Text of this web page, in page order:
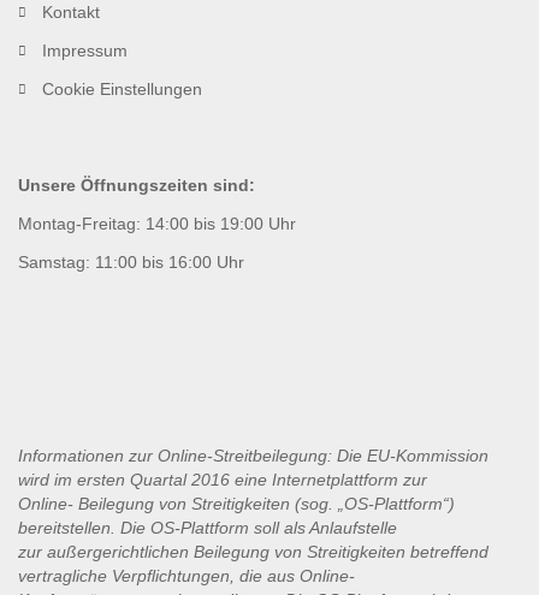
Kontakt
Impressum
Cookie Einstellungen
Unsere Öffnungszeiten sind:
Montag-Freitag: 14:00 bis 19:00 Uhr
Samstag: 11:00 bis 16:00 Uhr
Informationen zur Online-Streitbeilegung: Die EU-Kommission
wird im ersten Quartal 2016 eine Internetplattform zur
Online- Beilegung von Streitigkeiten (sog. „OS-Plattform“)
bereitstellen. Die OS-Plattform soll als Anlaufstelle
zur außergerichtlichen Beilegung von Streitigkeiten betreffend
vertragliche Verpflichtungen, die aus Online-